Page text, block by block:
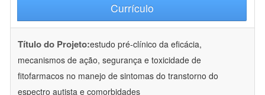
Currículo
Título do Projeto:estudo pré-clínico da eficácia,
mecanismos de ação, segurança e toxicidade de
fitofarmacos no manejo de sintomas do transtorno do
espectro autista e comorbidades